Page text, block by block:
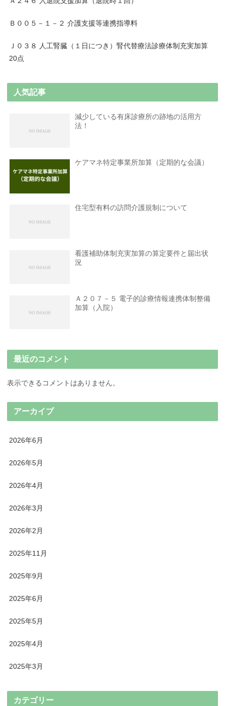
Ｂ００５－１－２ 介護支援等連携指導料
Ｊ０３８ 人工腎臓（１日につき）腎代替療法診療体制充実加算
20点
人気記事
減少している有床診療所の跡地の活用方
法！
ケアマネ特定事業所加算（定期的な会議）
住宅型有料の訪問介護規制について
看護補助体制充実加算の算定要件と届出状
況
Ａ２０７－５ 電子的診療情報連携体制整備
加算（入院）
最近のコメント
表示できるコメントはありません。
アーカイブ
2026年6月
2026年5月
2026年4月
2026年3月
2026年2月
2025年11月
2025年9月
2025年6月
2025年5月
2025年4月
2025年3月
カテゴリー